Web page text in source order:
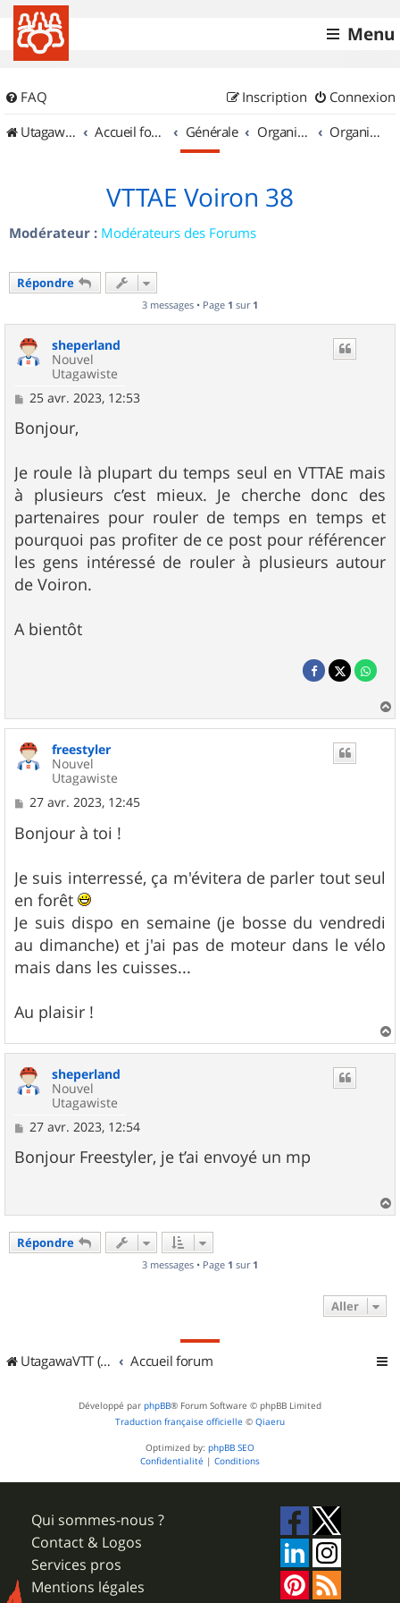
Menu
FAQ Connexion
Inscription
UtagawaVTT (Randos VTT et VTTAE avec traces GPS)
Accueil forum Générale Organisation de sorties & Recherche de partenaires Organisation de sorties en région Rhône Alpes
VTTAE Voiron 38
Modérateur : Modérateurs des Forums
Répondre
3 messages • Page 1 sur 1
sheperland
Nouvel
Utagawiste
M
s
s
g
e
25 avr. 2023, 12:53
Bonjour,
Je roule là plupart du temps seul en VTTAE mais
à plusieurs c’est mieux. Je cherche donc des
partenaires pour rouler de temps en temps et
pourquoi pas profiter de ce post pour référencer
les gens intéressé de rouler à plusieurs autour
de Voiron.
A bientôt
a
freestyler
Nouvel
Utagawiste
M
s
s
g
e
27 avr. 2023, 12:45
Bonjour à toi !
Je suis interressé, ça m'évitera de parler tout seul
en forêt
Je suis dispo en semaine (je bosse du vendredi
au dimanche) et j'ai pas de moteur dans le vélo
mais dans les cuisses...
Au plaisir !
a
sheperland
Nouvel
Utagawiste
M
s
s
27 avr. 2023, 12:54
Bonjour Freestyler, je t’ai envoyé un mp
a
Répondre
3 messages • Page 1 sur 1
Aller
UtagawaVTT (Randos VTT et VTTAE avec traces GPS) Accueil forum
Développé par phpBB® Forum Software © phpBB Limited
Traduction française officielle © Qiaeru
Optimized by: phpBB SEO
Confidentialité | Conditions
Qui sommes-nous ?
Contact & Logos
Services pros
Mentions légales